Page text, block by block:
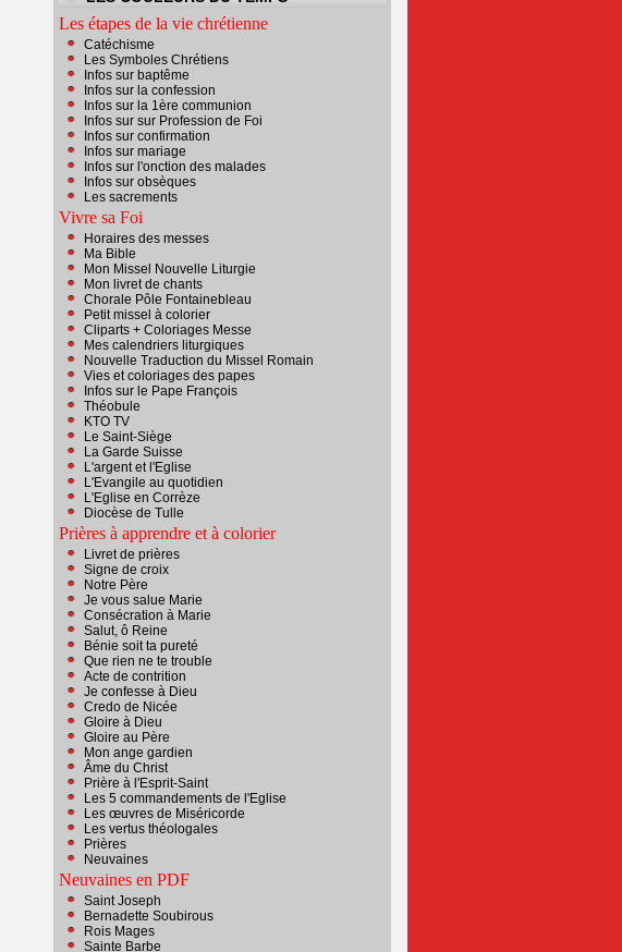
Les étapes de la vie chrétienne
Catéchisme
Les Symboles Chrétiens
Infos sur baptême
Infos sur la confession
Infos sur la 1ère communion
Infos sur sur Profession de Foi
Infos sur confirmation
Infos sur mariage
Infos sur l'onction des malades
Infos sur obsèques
Les sacrements
Vivre sa Foi
Horaires des messes
Ma Bible
Mon Missel Nouvelle Liturgie
Mon livret de chants
Chorale Pôle Fontainebleau
Petit missel à colorier
Cliparts + Coloriages Messe
Mes calendriers liturgiques
Nouvelle Traduction du Missel Romain
Vies et coloriages des papes
Infos sur le Pape François
Théobule
KTO TV
Le Saint-Siège
La Garde Suisse
L'argent et l'Eglise
L'Evangile au quotidien
L'Eglise en Corrèze
Diocèse de Tulle
Prières à apprendre et à colorier
Livret de prières
Signe de croix
Notre Père
Je vous salue Marie
Consécration à Marie
Salut, ô Reine
Bénie soit ta pureté
Que rien ne te trouble
Acte de contrition
Je confesse à Dieu
Credo de Nicée
G loire à Dieu
Gloire au Père
Mon ange gardien
Âme du Christ
Prière à l'Esprit-Saint
Les 5 commandements de l'Eglise
Les œuvres de Miséricorde
Les vertus théologales
Prières
Neuvaines
Neuvaines en PDF
Saint Joseph
Bernadette Soubirous
Rois Mages
Sainte Barbe